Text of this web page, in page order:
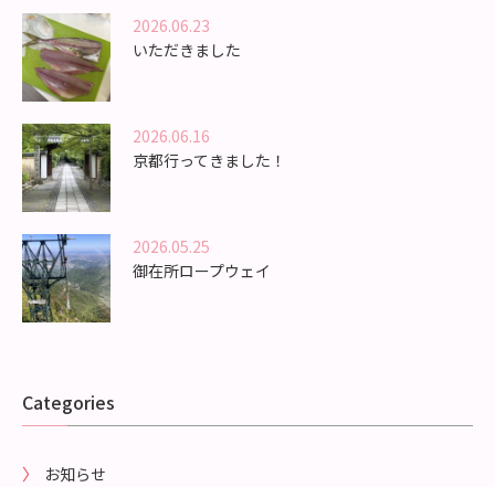
2026.06.23
いただきました
2026.06.16
京都行ってきました！
2026.05.25
御在所ロープウェイ
Categories
お知らせ